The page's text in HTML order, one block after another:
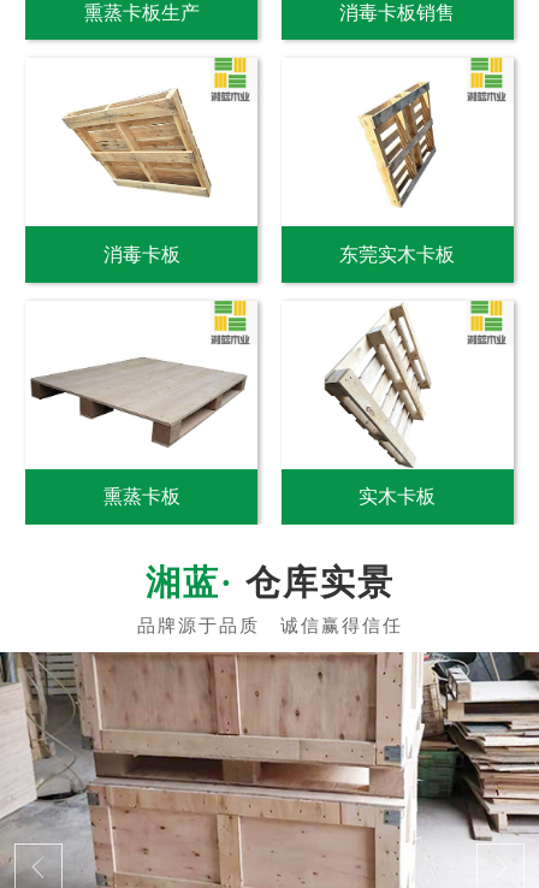
熏蒸卡板生产 消毒卡板销售
消毒卡板 东莞实木卡板
熏蒸卡板 实木卡板
仓库实景